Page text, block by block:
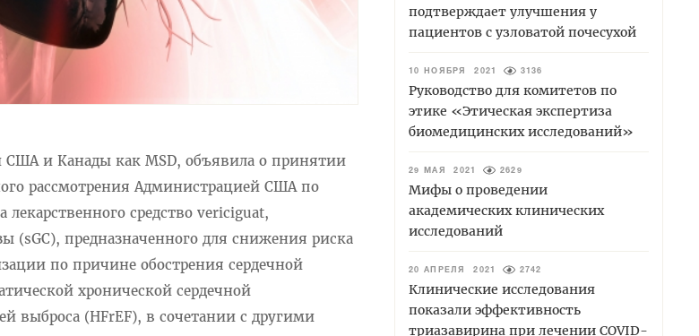
США и Канады как MSD, объявила о принятии
рассмотрения Администрацией США по
средство vericiguat,
(sGC), предназначенного для снижения риска
по причине обострения сердечной
хронической сердечной
выброса (HFrEF), в сочетании с другими
подтверждает улучшения у
пациентов с узловатой почесухой
10 НОЯБРЯ 2021 3136
Руководство для комитетов по
этике «Этическая экспертиза
биомедицинских исследований»
29 МАЯ 2021 2629
Мифы о проведении
академических клинических
исследований
20 АПРЕЛЯ 2021 2742
Клинические исследования
показали эффективность
триазавирина при лечении COVID-